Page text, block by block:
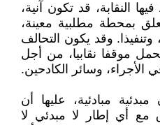
النقابة، قد تكون آنية،
بمحطة مطلبية معينة،
وتنفيذا. وقد يكون التحالف
موقفا نقابيا، من أجل
الأجراء، وسائر الكادحين.
مبادئية، عليها أن
مع أي إطار لا مبدئي لا